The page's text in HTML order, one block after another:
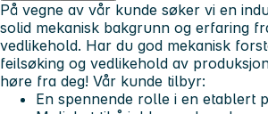
På vegne av vår kunde søker vi en
solid mekanisk bakgrunn og erfaring
vedlikehold. Har du god mekanisk
feilsøking og vedlikehold av
høre fra deg! Vår kunde tilbyr:
En spennende rolle i en etablert